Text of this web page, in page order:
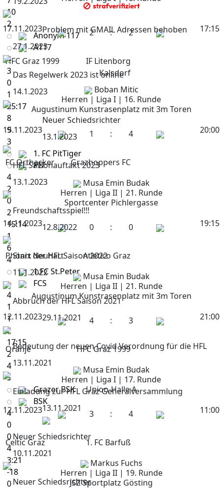
10
2
Anonym 117
A117
4
3
0
1
25:17
8
9
3
1. FC PitTiger
PIT
4
2
0
2
15:14
1
6
4
1.FC St.Peter
FCS
4
1
1
2
17:15
2
4
5
Grazer BSK
BSK
4
0
0
4
3:21
-18
0
17.11.2023 17:15
2 : 2
HFC Graz 1999
IF Litenborg
Kalsdorf
Boban Mitic
Herren | Liga I | 16. Runde
Augustinum Kunstrasenplatz mit 3m Toren
15.11.2023
20:00
1 : 4
FC Orthacker
Grazhoppers FC
Musa Emin Budak
Herren | Liga II | 21. Runde
Sportcenter Pichlergasse
14.11.2023
19:15
0 : 0
Phönix Neuhart
Atletico Graz
Musa Emin Budak
Herren | Liga II | 21. Runde
Augustinum Kunstrasenplatz mit 3m Toren
12.11.2023
21:00
4 : 3
Oranje
HFC Graz 1999
Musa Emin Budak
Herren | Liga I | 17. Runde
Union-Halle A
12.11.2023
11:00
3 : 4
Celtic Graz
1. FC Barfuß
Markus Fuchs
Herren | Liga II | 19. Runde
JSZ Sportplatz Gösting
Problem mit GMAIL Adressen behoben
27.1.2023
Das Regelwerk 2023 ist online
14.1.2023
Neuer Schiedsrichter
13.1.2023
HFL Saisonauftakt 2023
13.1.2023
Freundschaftsspiel!!!
12.8.2022
Start der HFL Saison 2022
11.1.2022
Abbruch der HFL Saison 2021
29.11.2021
Bedeutung der neuen Covid Verordnung für die HFL
13.11.2021
Einladung zur HFL Graz Generalversammlung
13.11.2021
Neuer Schiedsrichter
10.11.2021
Neuer Schiedsrichter